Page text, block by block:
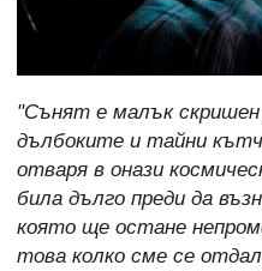
"Сънят е малък скришен
дълбоките и тайни
отваря в онази
била дълго преди да
която ще остане
това колко сме се